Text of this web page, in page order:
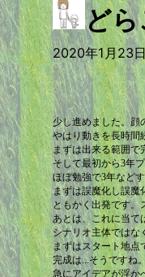
どら
2020年1月23
少し進めました。顔
やはり動きを長時間
まずは出来る範囲で
そして最初から3年
ほぼ勉強で3年など
まずは誤魔化し誤魔
ともかく出発です。
あとは、これに当て
シナリオ主体ではな
まずはスタート地点
完成は...そうですね
急にアイデアが浮か